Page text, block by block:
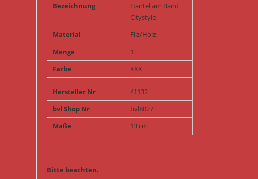
Bezeichnung
Hantel am Band
Citystyle
Material
Filz/Holz
Menge
1
Farbe
XXX
Hersteller Nr
41132
bvl Shop Nr
bvl8027
Maße
13 cm
Bitte beachten.